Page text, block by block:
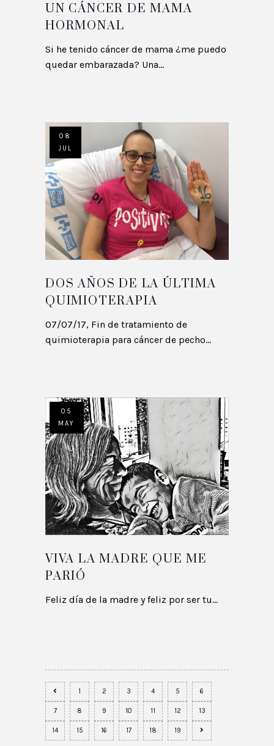
UN CÁNCER DE MAMA
HORMONAL
Si he tenido cáncer de mama ¿me puedo
quedar embarazada? Una...
08
JUL
DOS AÑOS DE LA ÚLTIMA
QUIMIOTERAPIA
07/07/17, Fin de tratamiento de
quimioterapia para cáncer de pecho...
05
MAY
VIVA LA MADRE QUE ME
PARIÓ
Feliz día de la madre y feliz por ser tu...
1 2 3 4 5 6
7 8 9 10 11 12 13
14 15 16 17 18 19